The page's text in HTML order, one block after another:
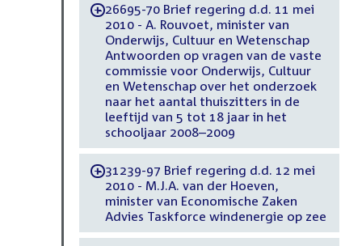
-26695-70 Brief regering d.d. 11 mei
2010 - A. Rouvoet, minister van
Onderwijs, Cultuur en Wetenschap
Antwoorden op vragen van de vaste
commissie voor Onderwijs, Cultuur
en Wetenschap over het onderzoek
naar het aantal thuiszitters in de
leeftijd van 5 tot 18 jaar in het
schooljaar 2008–2009
-31239-97 Brief regering d.d. 12 mei
2010 - M.J.A. van der Hoeven,
minister van Economische Zaken
Advies Taskforce windenergie op zee